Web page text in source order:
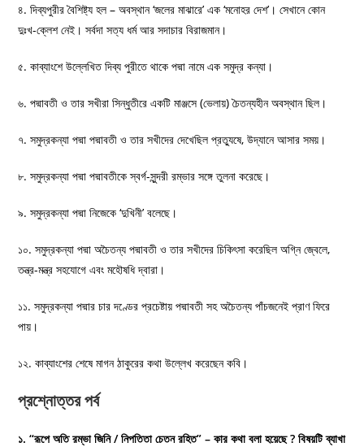
৪. দিব্যপুরীর বৈশিষ্ট্য হল – অবস্থান ‘জলের মাঝারে’ এক ‘মনোহর দেশ’। সেখানে কোন
দুঃখ-ক্লেশ নেই। সর্বদা সত্য ধর্ম আর সদাচার বিরাজমান।
৫. কাব্যাংশে উল্লেখিত দিব্য পুরীতে থাকে পদ্মা নামে এক সমুদ্র কন্যা।
৬. পদ্মাবতী ও তার সখীরা সিন্ধুতীরে একটি মাঞ্জসে (ভেলায়) চৈতন্যহীন অবস্থান ছিল।
৭. সমুদ্রকন্যা পদ্মা পদ্মাবতী ও তার সখীদের দেখেছিল প্রত্যুষে, উদ্যানে আসার সময়।
৮. সমুদ্রকন্যা পদ্মা পদ্মাবতীকে স্বর্গ-সুন্দরী রম্ভার সঙ্গে তুলনা করেছে।
৯. সমুদ্রকন্যা পদ্মা নিজেকে ‘দুখিনী’ বলেছে।
১০. সমুদ্রকন্যা পদ্মা অচৈতন্য পদ্মাবতী ও তার সখীদের চিকিৎসা করেছিল অগ্নি জ্বেলে,
তন্ত্র-মন্ত্র সহযোগে এবং মহৌষধি দ্বারা।
১১. সমুদ্রকন্যা পদ্মার চার দণ্ডের প্রচেষ্টায় পদ্মাবতী সহ অচৈতন্য পাঁচজনেই প্রাণ ফিরে
পায়।
১২. কাব্যাংশের শেষে মাগন ঠাকুরের কথা উল্লেখ করেছেন কবি।
প্রশ্নোত্তর পর্ব
১. “রূপে অতি রম্ভা জিনি / নিপতিতা চেতন রহিত” – কার কথা বলা হয়েছে ? বিষয়টি ব্যাখা